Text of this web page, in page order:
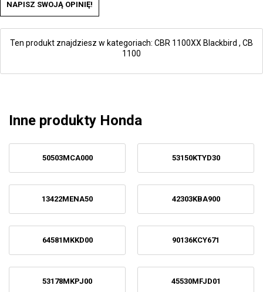
NAPISZ SWOJĄ OPINIĘ!
Ten produkt znajdziesz w kategoriach: CBR 1100XX Blackbird , CB
1100
Inne produkty Honda
50503MCA000 53150KTYD30
13422MENA50 42303KBA900
64581MKKD00 90136KCY671
53178MKPJ00 45530MFJD01